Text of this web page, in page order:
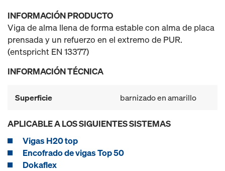
INFORMACIÓN PRODUCTO
Viga de alma llena de forma estable con alma de placa
prensada y un refuerzo en el extremo de PUR.
(entspricht EN 13377)
INFORMACIÓN TÉCNICA
Superficie barnizado en amarillo
APLICABLE A LOS SIGUIENTES SISTEMAS
Vigas H20 top
Encofrado de vigas Top 50
Dokaflex